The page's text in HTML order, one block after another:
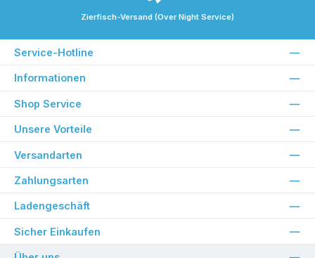
Zierfisch-Versand (Over Night Service)
Service-Hotline
Informationen
Shop Service
Unsere Vorteile
Versandarten
Zahlungsarten
Ladengeschäft
Sicher Einkaufen